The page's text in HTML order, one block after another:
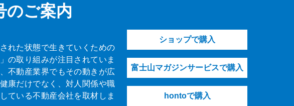
のご案内
れた状態で生きていくための
の取り組みが注目されていま
不動産業界でもその動きが広
康だけでなく、対人関係や職
ている不動産会社を取材しま
ショップで購入
富士山マガジンサービスで購入
hontoで購入